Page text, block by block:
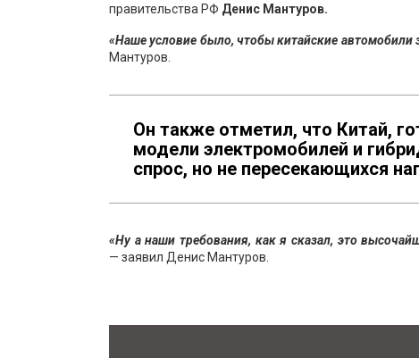
правительства РФ Денис Мантуров.
«Наше условие было, чтобы китайские
Мантуров.
Он также отметил, что Китай,
модели электромобилей и
спрос, но не пересекающихся
«Ну а наши требования, как я сказал, это
— заявил Денис Мантуров.